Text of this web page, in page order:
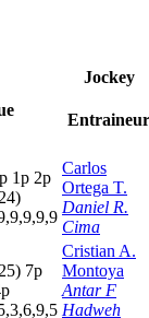
Jockey
Entraineur
p 1p 2p
Carlos
Ortega T.
Daniel R.
Cima
7p
p
Cristian A.
Montoya
Antar F
Hadweh